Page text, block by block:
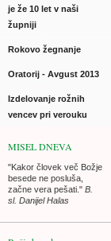
je že 10 let v naši
župniji
Rokovo žegnanje
Oratorij - Avgust 2013
Izdelovanje rožnih
vencev pri verouku
MISEL DNEVA
"Kakor človek več Božje
besede ne posluša,
začne vera pešati." B.
sl. Danijel Halas